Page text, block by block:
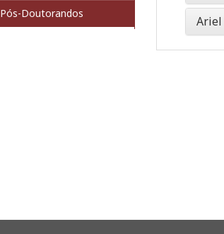
Pós-Doutorandos